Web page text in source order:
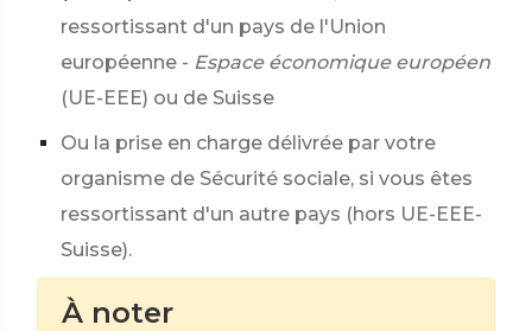
ressortissant d'un pays de l'Union
européenne - Espace économique européen
(UE-EEE) ou de Suisse
Ou la prise en charge délivrée par votre
organisme de Sécurité sociale, si vous êtes
ressortissant d'un autre pays (hors UE-EEE-
Suisse).
À noter